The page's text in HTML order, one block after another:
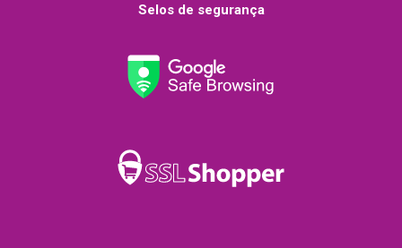
Selos de segurança